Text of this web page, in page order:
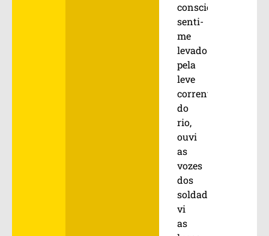
consciência,
senti-
me
levado
pela
leve
correnteza
do
rio,
ouvi
as
vozes
dos
soldados,
vi
as